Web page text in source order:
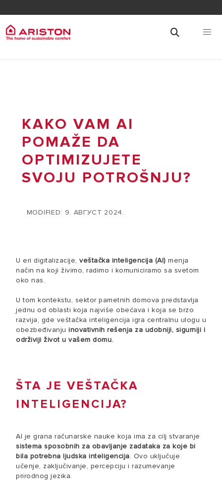
KAKO VAM AI
POMAŽE DA
OPTIMIZUJETE
SVOJU POTROŠNJU?
MODIFIED: 9. АВГУСТ 2024.
U eri digitalizacije, veštačka inteligencija (AI) menja
način na koji živimo, radimo i komuniciramo sa svetom
oko nas.
U tom kontekstu, sektor pametnih domova predstavlja
jednu od oblasti koja najviše obećava i koja se brzo
razvija, gde veštačka inteligencija igra centralnu ulogu u
obezbeđivanju inovativnih rešenja za udobniji, sigurniji i
održiviji život u vašem domu.
ŠTA JE VEŠTAČKA
INTELIGENCIJA?
AI je grana računarske nauke koja ima za cilj stvaranje
sistema sposobnih za obavljanje zadataka za koje bi
bila potrebna ljudska inteligencija. Ovo uključuje
učenje, zaključivanje, percepciju i razumevanje
prirodnog jezika.